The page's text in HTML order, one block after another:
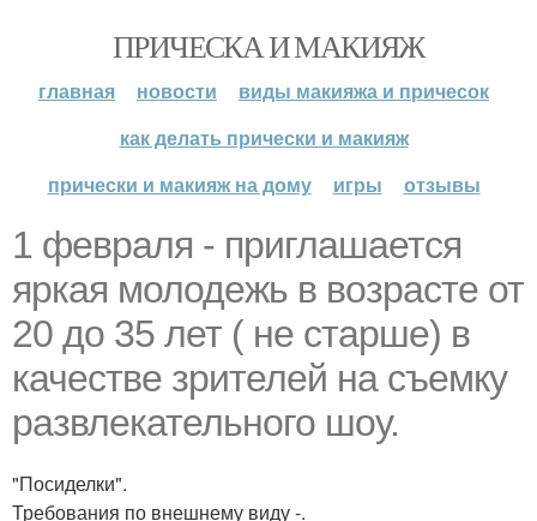
ПРИЧЕСКА И МАКИЯЖ
главная новости
виды макияжа и причесок
как делать прически и макияж
прически и макияж на дому
игры отзывы
1 февраля - приглашается
яркая молодежь в возрасте от
20 до 35 лет ( не старше) в
качестве зрителей на съемку
развлекательного шоу.
"Посиделки".
Требования по внешнему виду -.